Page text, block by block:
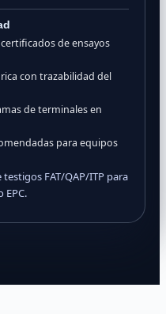
de ensayos
con trazabilidad del
de terminales en
para equipos
FAT/QAP/ITP para
EPC.